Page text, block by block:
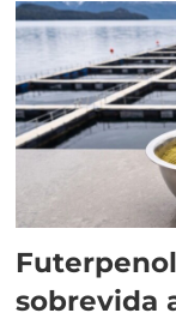
sobrevida